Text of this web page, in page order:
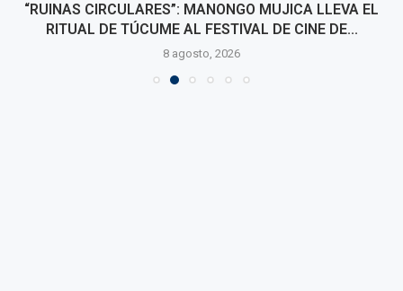
“RUINAS CIRCULARES”: MANONGO MUJICA LLEVA EL
RITUAL DE TÚCUME AL FESTIVAL DE CINE DE...
8 agosto, 2026